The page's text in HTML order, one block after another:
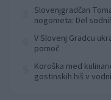
Slovenjgradčan
nogometa: Del
V Slovenj Gradcu
pomoč
Koroška med
gostinskih hiš v